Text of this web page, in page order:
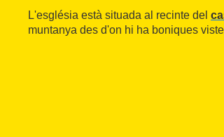
L'església està situada al recinte del
muntanya des d'on hi ha boniques